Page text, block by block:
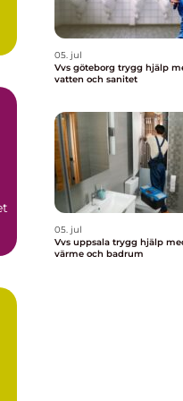
05. jul
Vvs göteborg trygg hjälp med värme,
vatten och sanitet
05. jul
Vvs uppsala trygg hjälp med vatten,
värme och badrum